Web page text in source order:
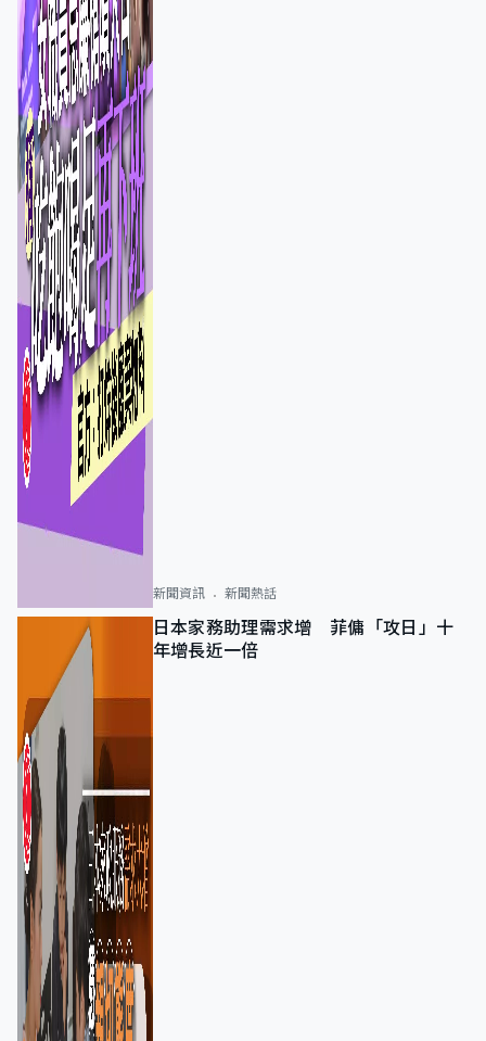
新聞資訊 新聞熱話
日本家務助理需求增 菲傭「攻日」十
年增長近一倍